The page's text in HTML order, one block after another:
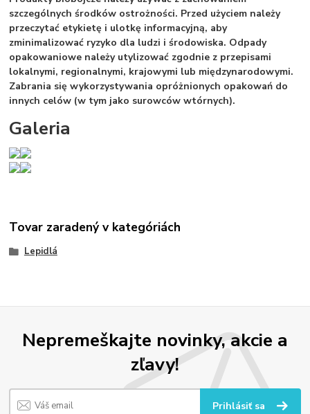
szczególnych środków ostrożności. Przed użyciem należy
przeczytać etykietę i ulotkę informacyjną, aby
zminimalizować ryzyko dla ludzi i środowiska. Odpady
opakowaniowe należy utylizować zgodnie z przepisami
lokalnymi, regionalnymi, krajowymi lub międzynarodowymi.
Zabrania się wykorzystywania opróżnionych opakowań do
innych celów (w tym jako surowców wtórnych).
Galeria
Tovar zaradený v kategóriách
Lepidlá
Nepremeškajte novinky, akcie a
zľavy!
Prihlásiť sa